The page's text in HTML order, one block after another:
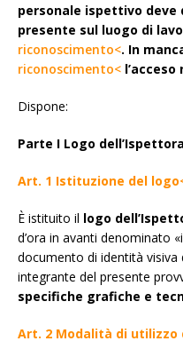
personale ispettivo deve
presente sul luogo di
riconoscimento<. In
riconoscimento<
Dispone:
Parte I Logo
Art. 1 Istituzione del logo
È istituito il logo
d’ora in avanti denominato
documento di identità visiva
integrante del presente
specifiche grafiche e
Art. 2 Modalità di utilizzo